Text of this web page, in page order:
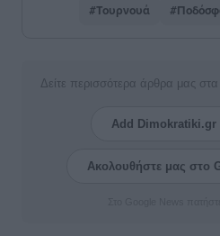
#Τουρνουά
Δείτε περισσότερα άρθρα μας
Add
Ακολουθήστε μας στο